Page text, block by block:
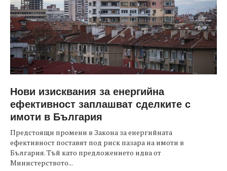
Нови изисквания за енергийна
ефективност заплашват сделките с
имоти в България
Предстоящи промени в Закона за енергийната
ефективност поставят под риск пазара на имоти в
България. Тъй като предложението идва от
Министерството...